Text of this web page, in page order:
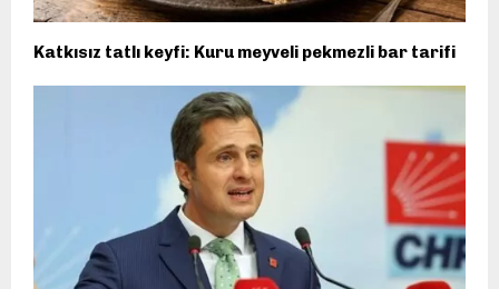
Katkısız tatlı keyfi: Kuru meyveli pekmezli bar tarifi